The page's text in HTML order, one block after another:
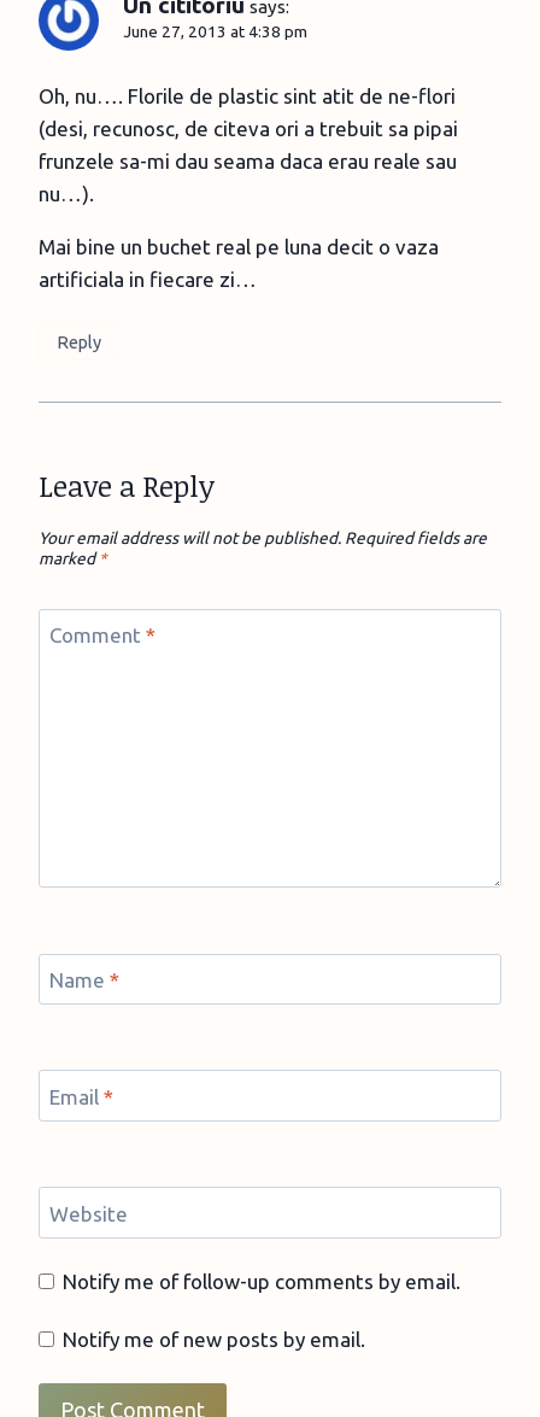
Un cititoriu says:
June 27, 2013 at 4:38 pm
Oh, nu…. Florile de plastic sint atit de ne-flori
(desi, recunosc, de citeva ori a trebuit sa pipai
frunzele sa-mi dau seama daca erau reale sau
nu…).
Mai bine un buchet real pe luna decit o vaza
artificiala in fiecare zi…
Reply
Leave a Reply
Your email address will not be published. Required fields are
marked*
Comment *
Name *
Email *
Website
Notify me of follow-up comments by email.
Notify me of new posts by email.